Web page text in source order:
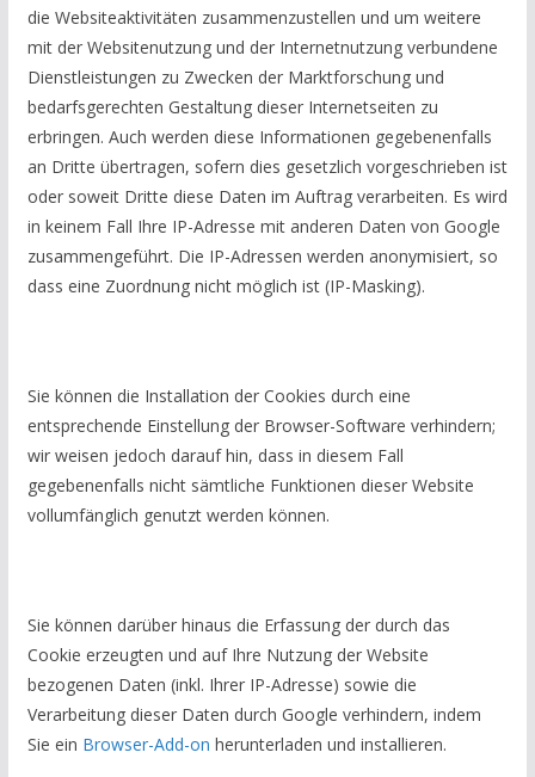
die Websiteaktivitäten zusammenzustellen und um weitere
mit der Websitenutzung und der Internetnutzung verbundene
Dienstleistungen zu Zwecken der Marktforschung und
bedarfsgerechten Gestaltung dieser Internetseiten zu
erbringen. Auch werden diese Informationen gegebenenfalls
an Dritte übertragen, sofern dies gesetzlich vorgeschrieben ist
oder soweit Dritte diese Daten im Auftrag verarbeiten. Es wird
in keinem Fall Ihre IP-Adresse mit anderen Daten von Google
zusammengeführt. Die IP-Adressen werden anonymisiert, so
dass eine Zuordnung nicht möglich ist (IP-Masking).
Sie können die Installation der Cookies durch eine
entsprechende Einstellung der Browser-Software verhindern;
wir weisen jedoch darauf hin, dass in diesem Fall
gegebenenfalls nicht sämtliche Funktionen dieser Website
vollumfänglich genutzt werden können.
Sie können darüber hinaus die Erfassung der durch das
Cookie erzeugten und auf Ihre Nutzung der Website
bezogenen Daten (inkl. Ihrer IP-Adresse) sowie die
Verarbeitung dieser Daten durch Google verhindern, indem
Sie ein Browser-Add-on herunterladen und installieren.